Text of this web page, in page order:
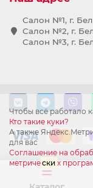
Чтобы всё работало
Кто такие куки?
А также
для вас
Соглашение на
метрически х
Салон №1, г.
Салон №2, г.
Салон №3, г.